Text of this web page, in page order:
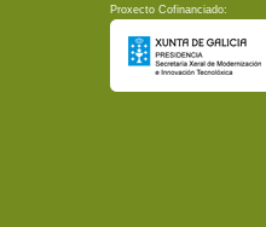
Proxecto Cofinanciado: